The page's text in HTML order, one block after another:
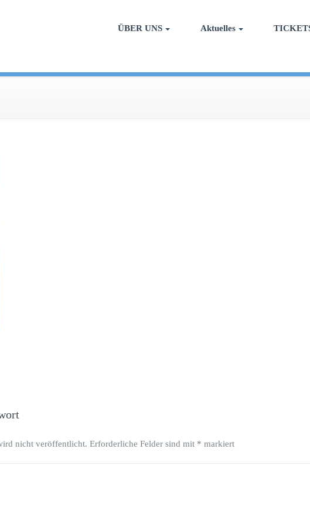
ÜBER UNS Aktuelles
nicht veröffentlicht. Erforderliche Felder sind mit * markiert